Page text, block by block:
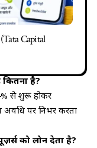
Capital
कितना है?
से शुरू होकर
अवधि पर निर्भर करता
को लोन देता है?